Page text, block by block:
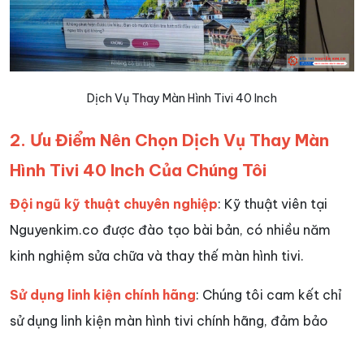
Dịch Vụ Thay Màn Hình Tivi 40 Inch
2. Ưu Điểm Nên Chọn Dịch Vụ Thay Màn
Hình Tivi 40 Inch Của Chúng Tôi
Đội ngũ kỹ thuật chuyên nghiệp: Kỹ thuật viên tại
Nguyenkim.co được đào tạo bài bản, có nhiều năm
kinh nghiệm sửa chữa và thay thế màn hình tivi.
Sử dụng linh kiện chính hãng: Chúng tôi cam kết chỉ
sử dụng linh kiện màn hình tivi chính hãng, đảm bảo